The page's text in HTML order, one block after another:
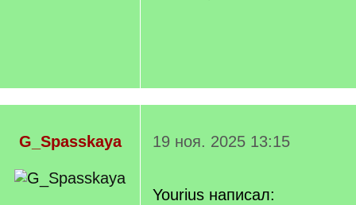
G_Spasskaya 19 ноя. 2025 13:15
Yourius написал: